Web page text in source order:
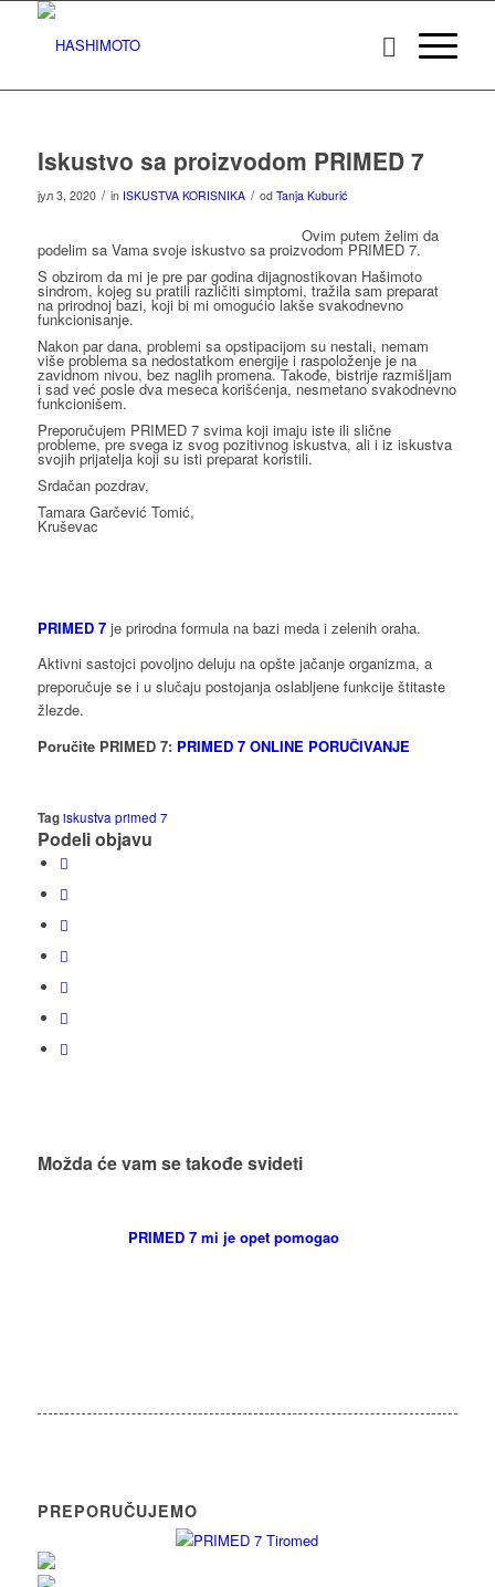
Iskustvo sa proizvodom PRIMED 7
јул 3, 2020 / in ISKUSTVA KORISNIKA / od Tanja Kuburić
Ovim putem želim da
podelim sa Vama svoje iskustvo sa proizvodom PRIMED 7.
S obzirom da mi je pre par godina dijagnostikovan Hašimoto
sindrom, kojeg su pratili različiti simptomi, tražila sam preparat
na prirodnoj bazi, koji bi mi omogućio lakše svakodnevno
funkcionisanje.
Nakon par dana, problemi sa opstipacijom su nestali, nemam
više problema sa nedostatkom energije i raspoloženje je na
zavidnom nivou, bez naglih promena. Takođe, bistrije razmišljam
i sad već posle dva meseca korišćenja, nesmetano svakodnevno
funkcionišem.
Preporučujem PRIMED 7 svima koji imaju iste ili slične
probleme, pre svega iz svog pozitivnog iskustva, ali i iz iskustva
svojih prijatelja koji su isti preparat koristili.
Srdačan pozdrav,
Tamara Garčević Tomić,
Kruševac
PRIMED 7je prirodna formula na bazi meda i zelenih oraha.
Aktivni sastojci povoljno deluju na opšte jačanje organizma, a
preporučuje se i u slučaju postojanja oslabljene funkcije štitaste
žlezde.
Poručite PRIMED 7: PRIMED 7 ONLINE PORUČIVANJE
Tag iskustva primed 7
Podeli objavu
Možda će vam se takođe svideti
PRIMED 7 mi je opet pomogao
PREPORUČUJEMO